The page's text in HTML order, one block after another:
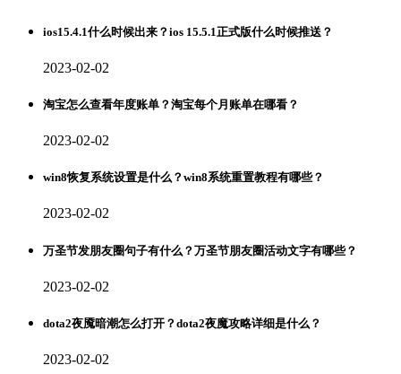
ios15.4.1什么时候出来？ios 15.5.1正式版什么时候推送？
2023-02-02
淘宝怎么查看年度账单？淘宝每个月账单在哪看？
2023-02-02
win8恢复系统设置是什么？win8系统重置教程有哪些？
2023-02-02
万圣节发朋友圈句子有什么？万圣节朋友圈活动文字有哪些？
2023-02-02
dota2夜魇暗潮怎么打开？dota2夜魔攻略详细是什么？
2023-02-02